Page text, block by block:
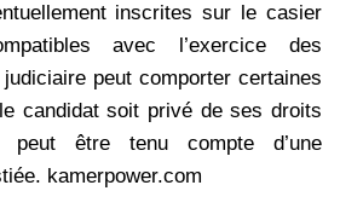
inscrites sur le casier
avec l’exercice des
peut comporter certaines
candidat soit privé de ses droits
être tenu compte d’une
kamerpower.com